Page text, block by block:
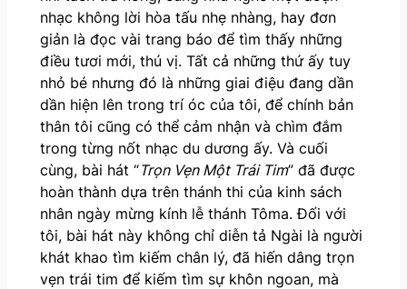
nhạc không lời hòa tấu nhẹ nhàng, hay đơn
giản là đọc vài trang báo để tìm thấy những
điều tươi mới, thú vị. Tất cả những thứ ấy tuy
nhỏ bé nhưng đó là những giai điệu đang dần
dần hiện lên trong trí óc của tôi, để chính bản
thân tôi cũng có thể cảm nhận và chìm đắm
trong từng nốt nhạc du dương ấy. Và cuối
cùng, bài hát “Trọn Vẹn Một Trái Tim” đã được
hoàn thành dựa trên thánh thi của kinh sách
nhân ngày mừng kính lễ thánh Tôma. Đối với
tôi, bài hát này không chỉ diễn tả Ngài là người
khát khao tìm kiếm chân lý, đã hiến dâng trọn
vẹn trái tim để kiếm tìm sự khôn ngoan, mà